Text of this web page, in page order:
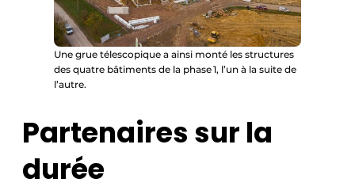
Une grue télescopique a ainsi monté les structures
des quatre bâtiments de la phase 1, l’un à la suite de
l’autre.
Partenaires sur la
durée